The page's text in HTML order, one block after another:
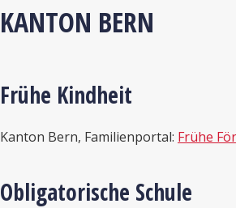
KANTON BERN
Frühe Kindheit
Kanton Bern, Familienportal: Frühe
Obligatorische Schule